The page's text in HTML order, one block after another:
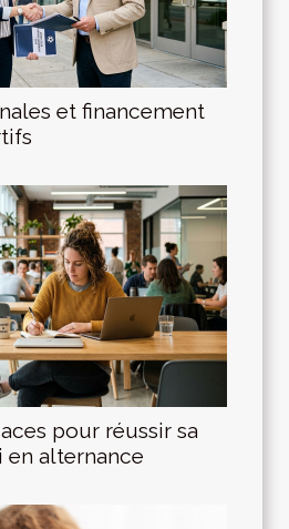
et financement
pour réussir sa
en alternance